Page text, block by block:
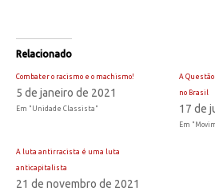
Relacionado
Combater o racismo e o machismo!
5 de janeiro de 2021
Em "Unidade Classista"
A
no Brasil
17 de
Em
A luta antirracista é uma luta
anticapitalista
21 de novembro de 2021